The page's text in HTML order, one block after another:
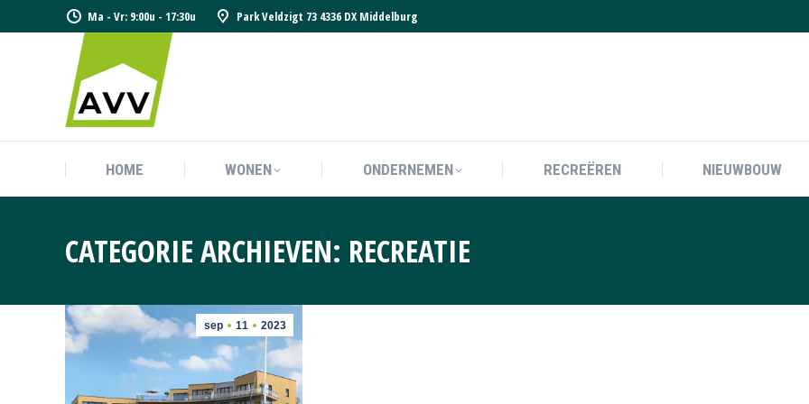
Ma - Vr: 9:00u - 17:30u Park Veldzigt 73 4336 DX Middelburg
HOME WONEN ONDERNEMEN RECREËREN NIEUWBOUW
CATEGORIE ARCHIEVEN: RECREATIE
sep 11 2023
HOME WONEN ONDERNEMEN RECREËREN NIEUWBOUW